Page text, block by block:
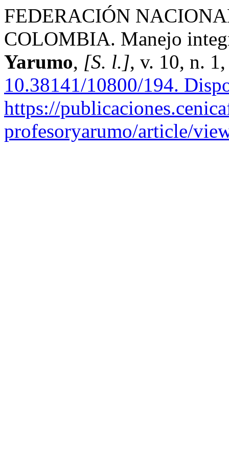
FEDERACIÓN
COLOMBIA. Manejo
Yarumo, [S. l.], v. 10, n.
10.38141/10800/194.
https://
profesoryarumo/article/